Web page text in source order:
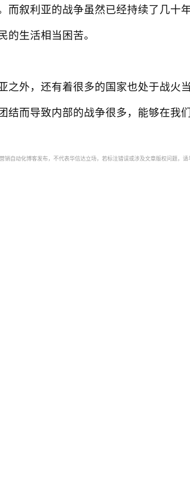
而叙利亚的战争虽然已经持续了几十
的生活相当困苦。
外，还有着很多的国家也处于战火
结而导致内部的战争很多，能够在我
销自动化博客发布，不代表华信达立场，若标注错误或涉及文章版权问题，